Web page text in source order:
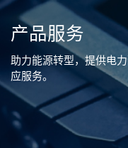
产品服务
助力能源转型，提供电
应服务。